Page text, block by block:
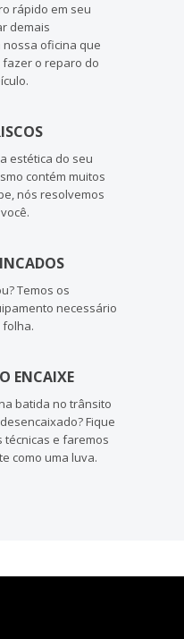
rápido em seu
demais
nossa oficina que
o reparo do
estética do seu
contém muitos
nós resolvemos
Temos os
necessário
ENCAIXE
batida no trânsito
Fique
e faremos
como uma luva.